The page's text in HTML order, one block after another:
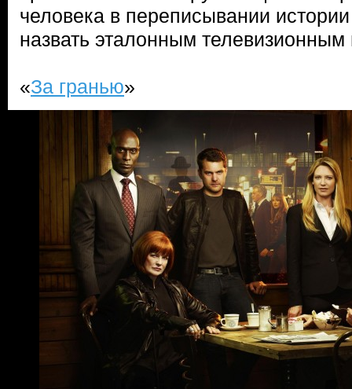
человека в переписывании
назвать эталонным телевизионным
«За гранью»